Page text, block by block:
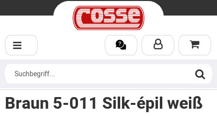
Braun 5-011 Silk-épil weiß